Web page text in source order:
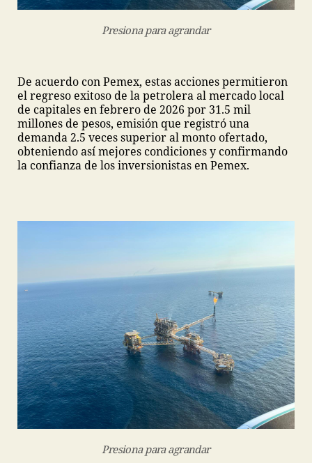
Presiona para agrandar
De acuerdo con Pemex, estas acciones permitieron
el regreso exitoso de la petrolera al mercado local
de capitales en febrero de 2026 por 31.5 mil
millones de pesos, emisión que registró una
demanda 2.5 veces superior al monto ofertado,
obteniendo así mejores condiciones y confirmando
la confianza de los inversionistas en Pemex.
Presiona para agrandar